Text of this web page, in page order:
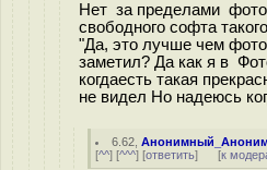
Нет за пределами
свободного софта
"Да, это лучше чем
заметил? Да как я в
когдаесть такая
не видел Но надеюсь
6.62 ,
[^^] [^^^] [ответить] [к